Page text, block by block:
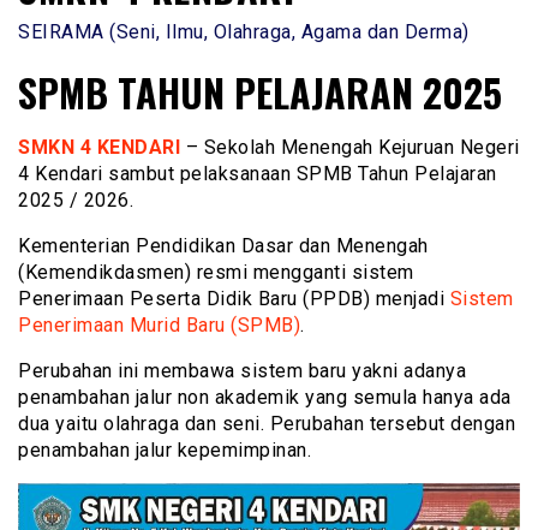
SEIRAMA (Seni, Ilmu, Olahraga, Agama dan Derma)
SPMB TAHUN PELAJARAN 2025
SMKN 4 KENDARI – Sekolah Menengah Kejuruan Negeri
4 Kendari sambut pelaksanaan SPMB Tahun Pelajaran
2025 / 2026.
Kementerian Pendidikan Dasar dan Menengah
(Kemendikdasmen) resmi mengganti sistem
Penerimaan Peserta Didik Baru (PPDB) menjadi Sistem
Penerimaan Murid Baru (SPMB).
Perubahan ini membawa sistem baru yakni adanya
penambahan jalur non akademik yang semula hanya ada
dua yaitu olahraga dan seni. Perubahan tersebut dengan
penambahan jalur kepemimpinan.